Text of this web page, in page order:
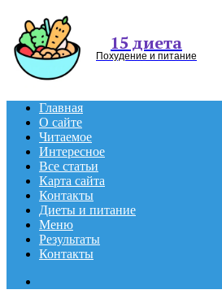
15 диета
Похудение и питание
Главная
О сайте
Читаемое
Интересное
Все статьи
Карта сайта
Контакты
Диеты и питание
Меню
Результаты
Контакты